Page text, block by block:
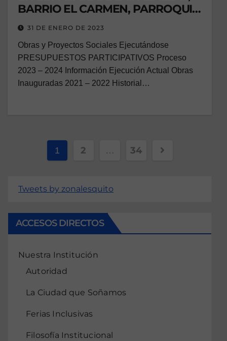
BARRIO EL CARMEN, PARROQUIA
SAN ISIDRO DEL INCA.
31 DE ENERO DE 2023
Obras y Proyectos Sociales Ejecutándose
PRESUPUESTOS PARTICIPATIVOS Proceso
2023 – 2024 Información Ejecución Actual Obras
Inauguradas 2021 – 2022 Historial…
1 2 … 34
Tweets by zonalesquito
ACCESOS DIRECTOS
Nuestra Institución
Autoridad
La Ciudad que Soñamos
Ferias Inclusivas
Filosofía Institucional